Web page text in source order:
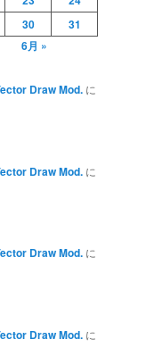
30
31
6月 »
Draw Mod. に
Draw Mod. に
Draw Mod. に
Draw Mod. に